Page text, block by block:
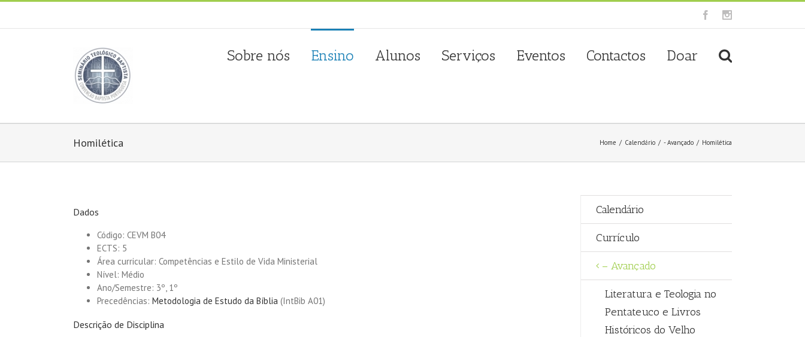
Facebook
Sobre nós Ensino Alunos Serviços Eventos Contactos Doar
Homilética Home / Calendário / - Avançado / Homilética
Dados
Código: CEVM B04
ECTS: 5
Área curricular: Competências e Estilo de Vida Ministerial
Nível: Médio
Ano/Semestre: 3º, 1º
Precedências: Metodologia de Estudo da Bíblia (IntBib A01)
Descrição de Disciplina
Calendário
Currículo
– Avançado
Literatura e Teologia no
Pentateuco e Livros
Históricos do Velho